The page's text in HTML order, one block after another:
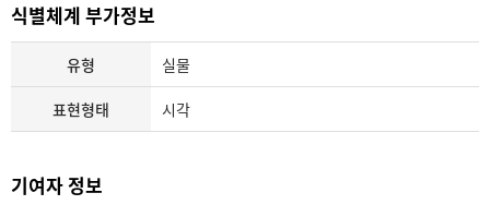
식별체계 부가정보
유형 실물
표현형태 시각
기여자 정보